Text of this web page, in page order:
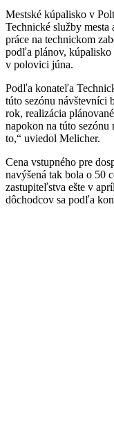
Mestské kúpalisko v
Technické služby mesta
práce na technickom
podľa plánov,
v polovici júna.
Podľa konateľa
túto sezónu
rok, realizácia
napokon na túto sezónu
to,“ uviedol Melicher.
Cena vstupného pre
navýšená tak bola o 50
zastupiteľstva ešte v
dôchodcov sa podľa